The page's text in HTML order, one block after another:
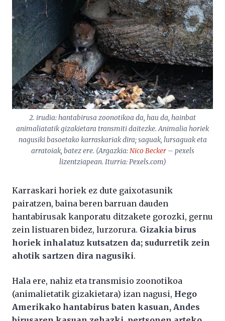
2. irudia: hantabirusa zoonotikoa da, hau da, hainbat
animaliatatik gizakietara transmiti daitezke. Animalia horiek
nagusiki basoetako karraskariak dira; saguak, lursaguak eta
arratoiak, batez ere. (Argazkia:Nico Becker– pexels
lizentziapean. Iturria: Pexels.com)
Karraskari horiek ez dute gaixotasunik
pairatzen, baina beren barruan dauden
hantabirusak kanporatu ditzakete gorozki, gernu
zein listuaren bidez, lurzorura. Gizakia birus
horiek inhalatuz kutsatzen da; sudurretik zein
ahotik sartzen dira nagusiki.
Hala ere, nahiz eta transmisio zoonotikoa
(animalietatik gizakietara) izan nagusi, Hego
Amerikako hantabirus baten kasuan, Andes